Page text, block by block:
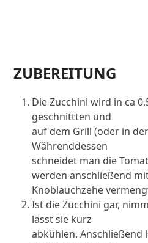
ZUBEREITUNG
Die Zucchini wird in ca
geschnittten und
auf dem Grill (oder in
Währenddessen
schneidet man die
werden anschließend
Knoblauchzehe
Ist die Zucchini gar,
lässt sie kurz
abkühlen. Anschließend